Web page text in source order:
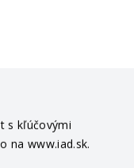
s kľúčovými
www.iad.sk.